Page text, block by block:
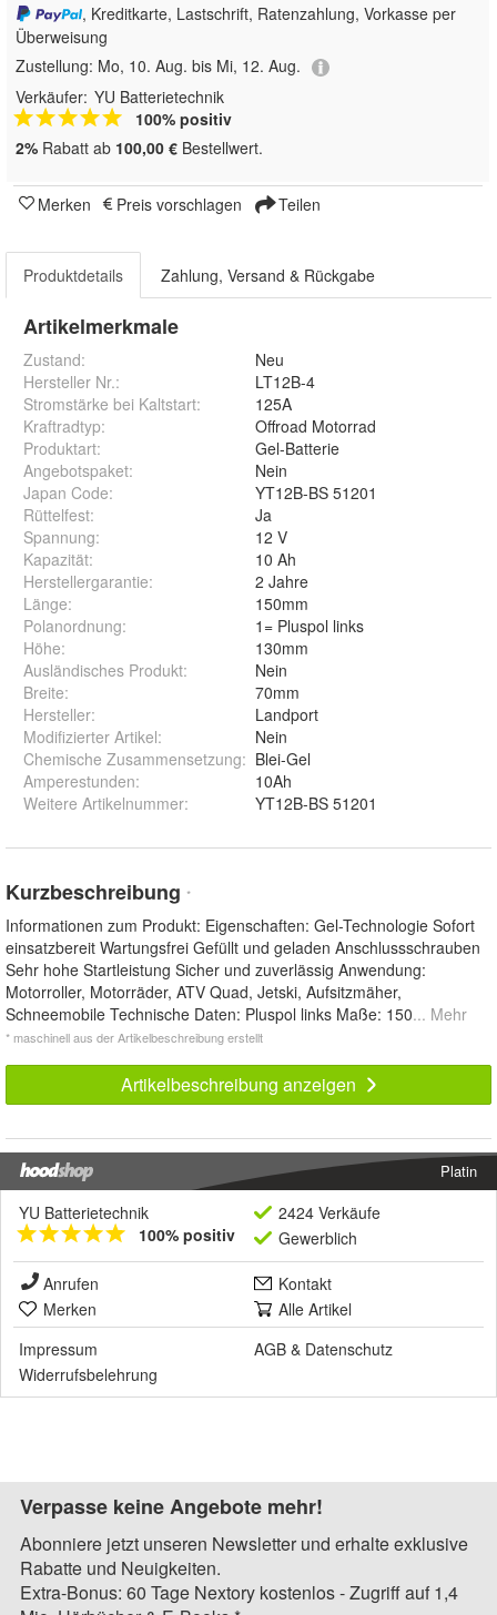
, Kreditkarte, Lastschrift, Ratenzahlung, Vorkasse per
Überweisung
Zustellung: Mo, 10. Aug. bis Mi, 12. Aug.
Verkäufer: YU Batterietechnik
100% positiv
2% Rabatt ab 100,00 € Bestellwert.
Merken Preis vorschlagen Teilen
Produktdetails Zahlung, Versand & Rückgabe
Artikelmerkmale
Zustand:
Neu
Hersteller Nr.:
LT12B-4
Stromstärke bei Kaltstart:
125A
Kraftradtyp:
Offroad Motorrad
Produktart:
Gel-Batterie
Angebotspaket:
Nein
Japan Code:
YT12B-BS 51201
Rüttelfest:
Ja
Spannung:
12 V
Kapazität:
10 Ah
Herstellergarantie:
2 Jahre
Länge:
150mm
Polanordnung:
1= Pluspol links
Höhe:
130mm
Ausländisches Produkt:
Nein
Breite:
70mm
Hersteller:
Landport
Modifizierter Artikel:
Nein
Chemische Zusammensetzung: Blei-Gel
Amperestunden:
10Ah
Weitere Artikelnummer: YT12B-BS 51201
Kurzbeschreibung *
Informationen zum Produkt: Eigenschaften: Gel-Technologie Sofort
einsatzbereit Wartungsfrei Gefüllt und geladen Anschlussschrauben
Sehr hohe Startleistung Sicher und zuverlässig Anwendung:
Motorroller, Motorräder, ATV Quad, Jetski, Aufsitzmäher,
Schneemobile Technische Daten: Pluspol links Maße: 150... Mehr
* maschinell aus der Artikelbeschreibung erstellt
Artikelbeschreibung anzeigen
Platin
YU Batterietechnik
100% positiv
2424 Verkäufe
Gewerblich
Anrufen
Kontakt
Merken
Alle Artikel
Impressum
AGB & Datenschutz
Widerrufsbelehrung
Verpasse keine Angebote mehr!
Abonniere jetzt unseren Newsletter und erhalte exklusive
Rabatte und Neuigkeiten.
Extra-Bonus: 60 Tage Nextory kostenlos - Zugriff auf 1,4